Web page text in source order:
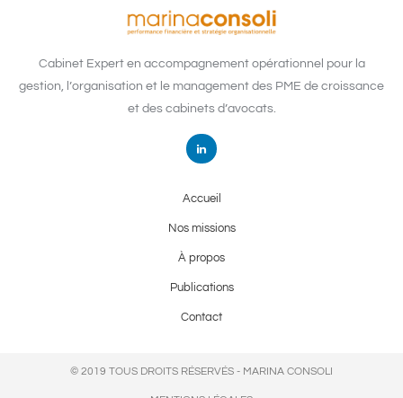
Cabinet Expert en accompagnement opérationnel pour la
gestion, l’organisation et le management des PME de croissance
et des cabinets d’avocats.
Accueil
Nos missions
À propos
Publications
Contact
© 2019 TOUS DROITS RÉSERVÉS - MARINA CONSOLI